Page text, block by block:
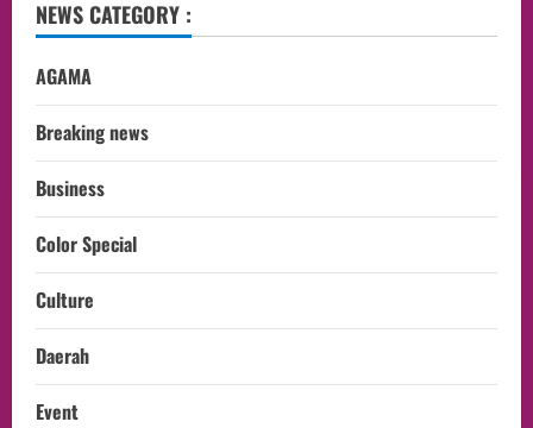
NEWS CATEGORY :
AGAMA
Breaking news
Business
Color Special
Culture
Daerah
Event